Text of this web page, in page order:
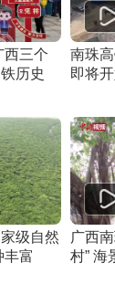
西三个
历史
南珠
即将
级自然
丰富
广西
村” 海